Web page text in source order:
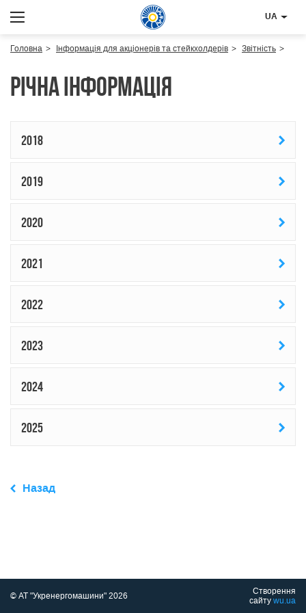
UA
Головна Інформація для акціонерів та стейкхолдерів Звітність
Річна інформація
2018
2019
2020
2021
2022
2023
2024
2025
Назад
© АТ "Укренергомашини" 2026
Створення
сайтуwu.ua